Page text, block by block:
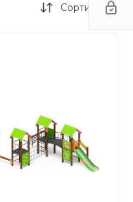
Сортировка